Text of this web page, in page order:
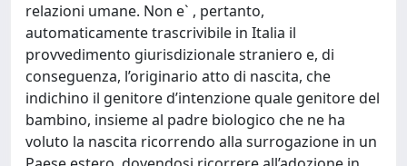
relazioni umane. Non e` , pertanto,
automaticamente trascrivibile in Italia il
provvedimento giurisdizionale straniero e, di
conseguenza, l’originario atto di nascita, che
indichino il genitore d’intenzione quale genitore del
bambino, insieme al padre biologico che ne ha
voluto la nascita ricorrendo alla surrogazione in un